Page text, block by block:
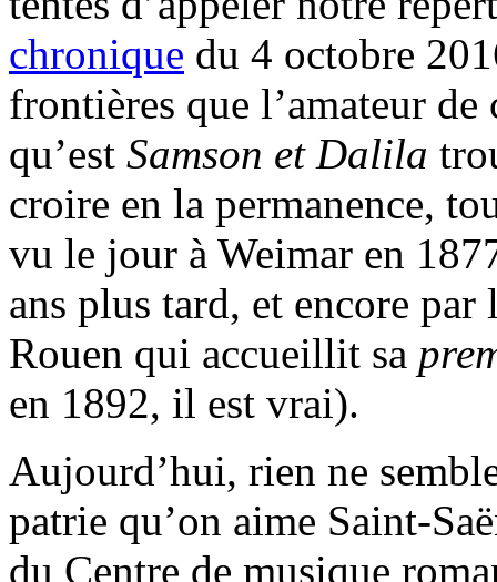
chronique du 4 octobre
frontières que l’amateur
qu’est Samson et Dalila
croire en la permanence,
vu le jour à Weimar en
ans plus tard, et encore par
Rouen qui accueillit sa
en 1892, il est vrai).
Aujourd’hui, rien ne
patrie qu’on aime Saint-
du Centre de musique